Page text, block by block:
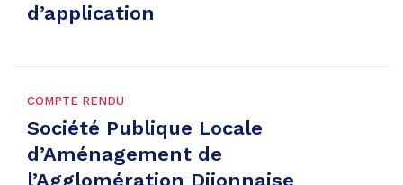
d’application
COMPTE RENDU
Société Publique Locale
d’Aménagement de
l’Agglomération Dijonnaise